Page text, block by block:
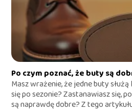
Po czym poznać, że buty są
Masz wrażenie, że jedne buty
się po sezonie? Zastanawiasz się,
są naprawdę dobre? Z tego